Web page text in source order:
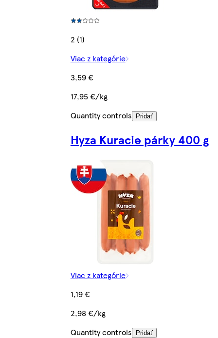
2 (1)
Viac z kategórie
3,59 €
17,95 €/kg
Quantity controls
Pridať
Hyza Kuracie párky 400 g
Viac z kategórie
1,19 €
2,98 €/kg
Quantity controls
Pridať